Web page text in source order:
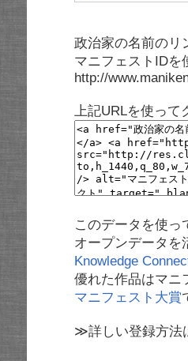
政治家の名前のリ
マニフェストIDを
http://
上記URLを使って
このデータを使っ
オープンデータを
Knowledge
優れた作品はマニ
マニフェスト大賞
≫詳しい登録方法